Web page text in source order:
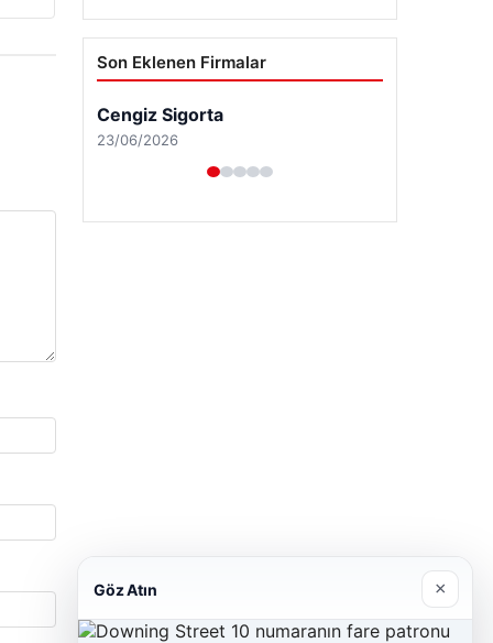
Son Eklenen Firmalar
Cengiz Sigorta
23/06/2026
Göz Atın ×